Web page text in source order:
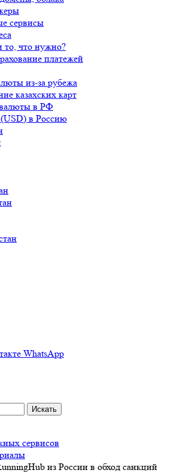
сервисы
что нужно?
платежей
из-за рубежа
казахских карт
в РФ
в Россию
WhatsApp
Искать
сервисов
из России в обход санкций